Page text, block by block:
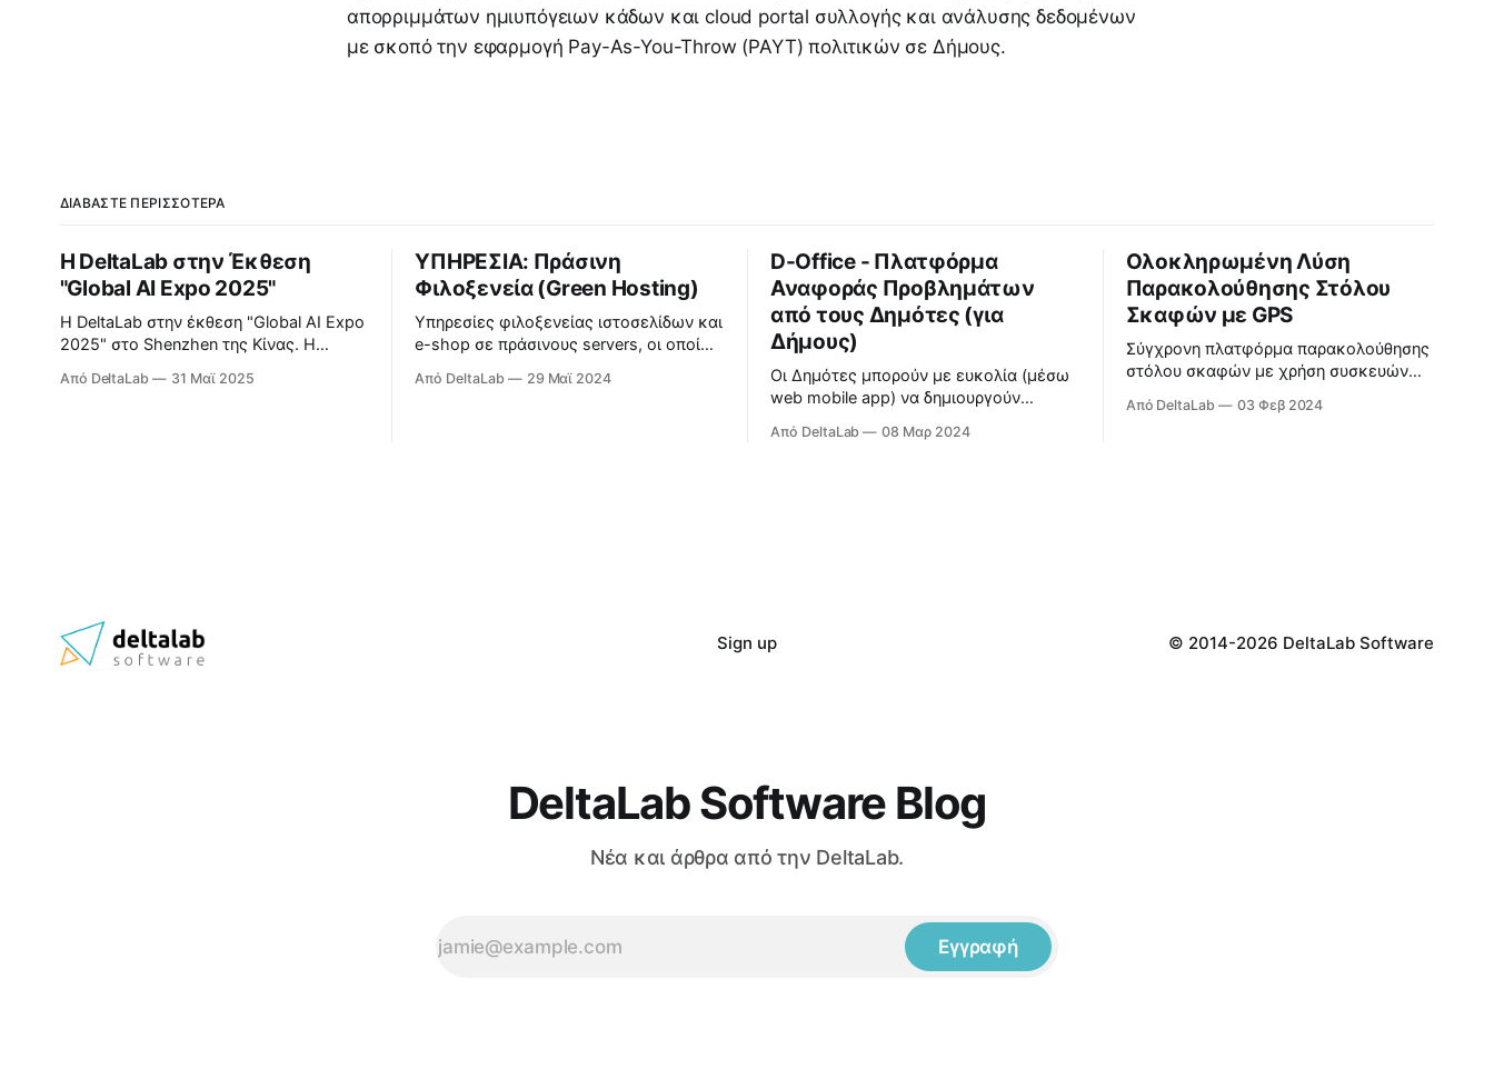
απορριμμάτων ημιυπόγειων κάδων και cloud portal συλλογής και ανάλυσης δεδομένων
με σκοπό την εφαρμογή Pay-As-You-Throw (PAYT) πολιτικών σε Δήμους.
ΔΙΑΒΆΣΤΕ ΠΕΡΙΣΣΌΤΕΡΑ
Η DeltaLab στην Έκθεση
"Global AI Expo 2025"
Η DeltaLab στην έκθεση "Global AI Expo
2025" στο Shenzhen της Κίνας. Η
Νοημοσύνης 2025 — η πρώτη
Από DeltaLab 31 Μαϊ 2025
ΥΠΗΡΕΣΙΑ: Πράσινη
Φιλοξενεία (Green Hosting)
Υπηρεσίες φιλοξενείας ιστοσελίδων και
e-shop σε πράσινους servers, οι οποίοι
ανανεώσιμες πηγές ενέργειας και είναι
Από DeltaLab 29 Μαϊ 2024
D-Office - Πλατφόρμα
Αναφοράς Προβλημάτων
από τους Δημότες (για
Δήμους)
Οι Δημότες μπορούν με ευκολία (μέσω
web mobile app) να δημιουργούν
παρατηρούν στη γειτονιά τους και ο
Από DeltaLab 08 Μαρ 2024
Ολοκληρωμένη Λύση
Παρακολούθησης Στόλου
Σκαφών με GPS
Σύγχρονη πλατφόρμα παρακολούθησης
στόλου σκαφών με χρήση συσκευών
Από DeltaLab 03 Φεβ 2024
Sign up © 2014-2026 DeltaLab Software
DeltaLab Software Blog
Νέα και άρθρα από την DeltaLab.
Εγγραφή